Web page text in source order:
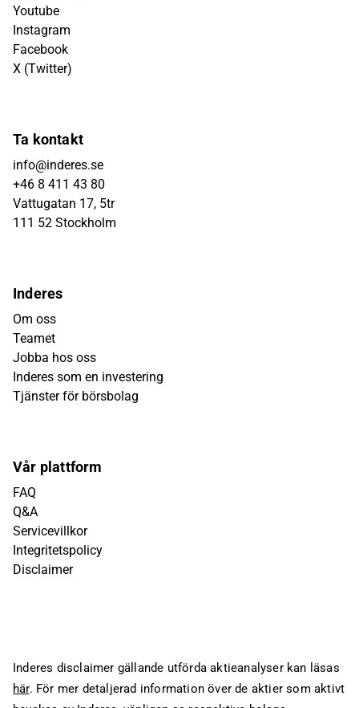
Youtube
Instagram
Facebook
X (Twitter)
Ta kontakt
info@inderes.se
+46 8 411 43 80
Vattugatan 17, 5tr
111 52 Stockholm
Inderes
Om oss
Teamet
Jobba hos oss
Inderes som en investering
Tjänster för börsbolag
Vår plattform
FAQ
Q&A
Servicevillkor
Integritetspolicy
Disclaimer
Inderes disclaimer gällande utförda aktieanalyser kan läsas
här. För mer detaljerad information över de aktier som aktivt